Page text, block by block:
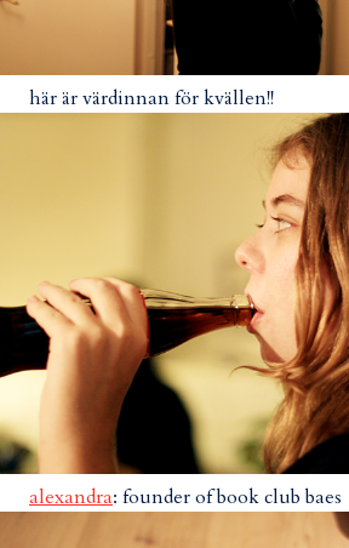
här är värdinnan för kvällen!!
alexandra: founder of book club baes